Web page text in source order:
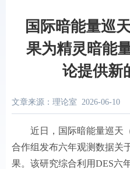
国际暗能量巡
果为精灵暗能
论提供新
文章来源：理论室 2026-06-10
近日，国际暗能量巡天
合作组发布六年观测数据关
果。该研究综合利用DES六